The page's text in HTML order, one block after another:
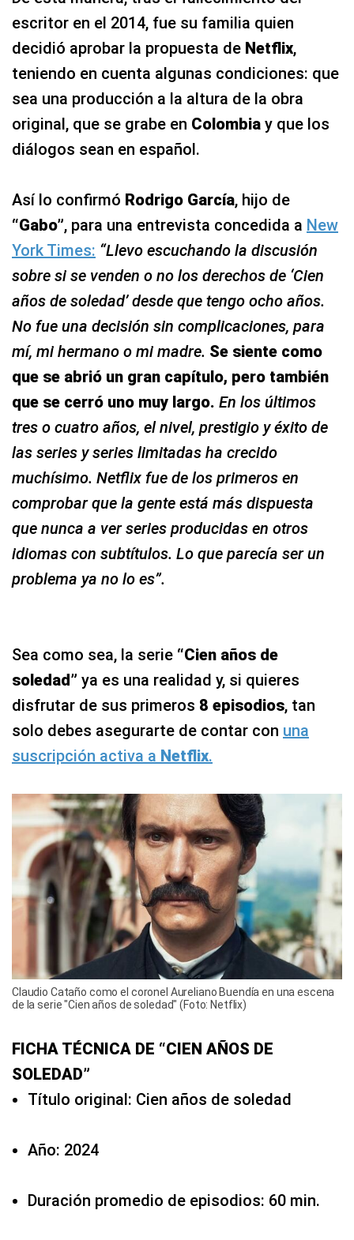
escritor en el 2014, fue su familia quien
decidió aprobar la propuesta de Netflix,
teniendo en cuenta algunas condiciones: que
sea una producción a la altura de la obra
original, que se grabe en Colombia y que los
diálogos sean en español.
Así lo confirmó Rodrigo García, hijo de
“Gabo”, para una entrevista concedida a New
York Times: “Llevo escuchando la discusión
sobre si se venden o no los derechos de ‘Cien
años de soledad’ desde que tengo ocho años.
No fue una decisión sin complicaciones, para
mí, mi hermano o mi madre. Se siente como
que se abrió un gran capítulo, pero también
que se cerró uno muy largo. En los últimos
tres o cuatro años, el nivel, prestigio y éxito de
las series y series limitadas ha crecido
muchísimo. Netflix fue de los primeros en
comprobar que la gente está más dispuesta
que nunca a ver series producidas en otros
idiomas con subtítulos. Lo que parecía ser un
problema ya no lo es”.
Sea como sea, la serie “Cien años de
soledad” ya es una realidad y, si quieres
disfrutar de sus primeros 8 episodios, tan
solo debes asegurarte de contar con una
suscripción activa a Netflix.
Claudio Cataño como el coronel Aureliano Buendía en una escena
de la serie "Cien años de soledad" (Foto: Netflix)
FICHA TÉCNICA DE “CIEN AÑOS DE
SOLEDAD”
Título original: Cien años de soledad
Año: 2024
Duración promedio de episodios: 60 min.